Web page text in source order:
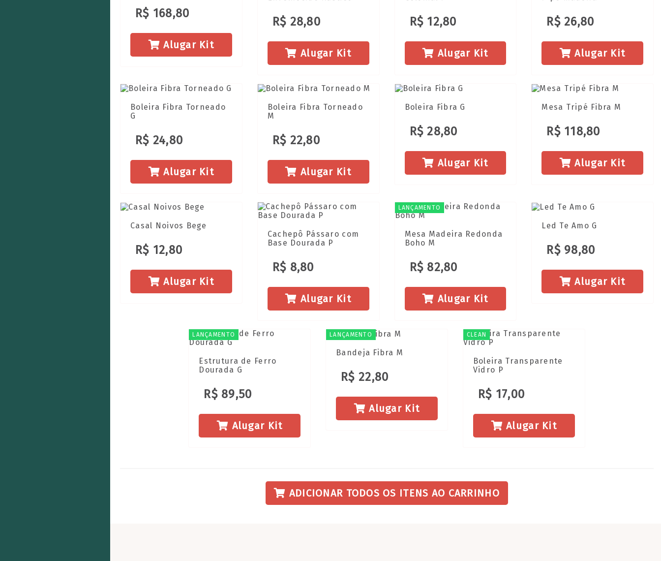
R$ 168,80
Alugar Kit
R$ 28,80
Alugar Kit
R$ 12,80
Alugar Kit
R$ 26,80
Alugar Kit
Boleira Fibra Torneado
G
R$ 24,80
Alugar Kit
Boleira Fibra Torneado
M
R$ 22,80
Alugar Kit
Boleira Fibra G
R$ 28,80
Alugar Kit
Mesa Tripé Fibra M
R$ 118,80
Alugar Kit
Casal Noivos Bege
R$ 12,80
Alugar Kit
Cachepô Pássaro com
Base Dourada P
R$ 8,80
Alugar Kit
LANÇAMENTO
Mesa Madeira Redonda
Boho M
R$ 82,80
Alugar Kit
Led Te Amo G
R$ 98,80
Alugar Kit
LANÇAMENTO
Estrutura de Ferro
Dourada G
R$ 89,50
Alugar Kit
LANÇAMENTO
Bandeja Fibra M
R$ 22,80
Alugar Kit
CLEAN
Boleira Transparente
Vidro P
R$ 17,00
Alugar Kit
ADICIONAR TODOS OS ITENS AO CARRINHO